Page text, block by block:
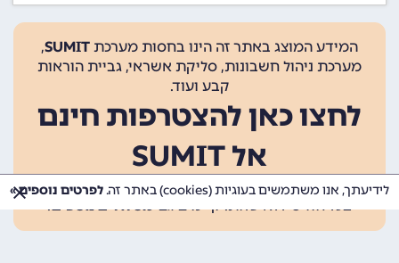
המידע המוצג באתר זה הינו בחסות מערכת SUMIT
,
מערכת ניהול חשבונות, סליקת אשראי, גביית הוראות
קבע ועוד.
לחצו כאן להצטרפות חינם
אל SUMIT
ההצטרפות אינה כרוכה בתשלום, ומאפשרת 10 פעולות
בכל חודש ללא עלות. קיימים גםמסלולים נוספים.
לידיעתך, אנו משתמשים בעוגיות (cookies) באתר זה. לפרטים נוספים »